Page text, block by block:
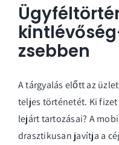
zsebben
A tárgyalás előtt az
teljes történetét. Ki
lejárt tartozásai? A
drasztikusan javítja a